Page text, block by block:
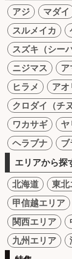
アジ マダイ
スルメイカ
スズキ（シー
ニジマス
ア
ヒラメ
アオ
クロダイ（チヌ
ワカサギ
ヤ
ヘラブナ
ブ
エリアから探
北海道 東北
甲信越エリア
関西エリア
九州エリア